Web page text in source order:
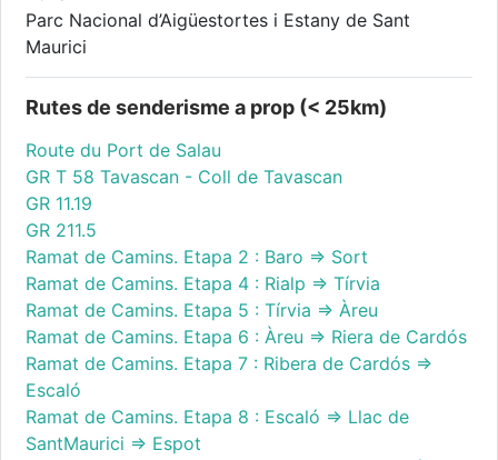
Parc Nacional d’Aigüestortes i Estany de Sant
Maurici
Rutes de senderisme a prop (< 25km)
Route du Port de Salau
GR T 58 Tavascan - Coll de Tavascan
GR 11.19
GR 211.5
Ramat de Camins. Etapa 2 : Baro => Sort
Ramat de Camins. Etapa 4 : Rialp => Tírvia
Ramat de Camins. Etapa 5 : Tírvia => Àreu
Ramat de Camins. Etapa 6 : Àreu => Riera de Cardós
Ramat de Camins. Etapa 7 : Ribera de Cardós =>
Escaló
Ramat de Camins. Etapa 8 : Escaló => Llac de
SantMaurici => Espot